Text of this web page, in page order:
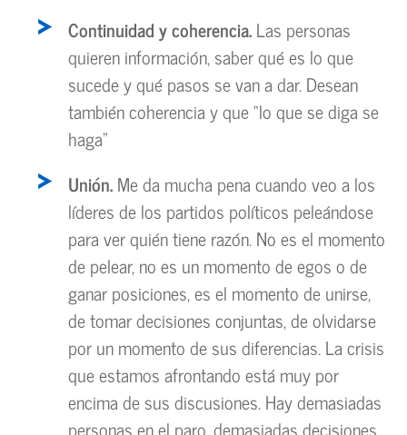
Continuidad y coherencia.Las personas
quieren información, saber qué es lo que
sucede y qué pasos se van a dar. Desean
también coherencia y que “lo que se diga se
haga”
Unión.Me da mucha pena cuando veo a los
líderes de los partidos políticos peleándose
para ver quién tiene razón. No es el momento
de pelear, no es un momento de egos o de
ganar posiciones, es el momento de unirse,
de tomar decisiones conjuntas, de olvidarse
por un momento de sus diferencias. La crisis
que estamos afrontando está muy por
encima de sus discusiones. Hay demasiadas
personas en el paro, demasiadas decisiones